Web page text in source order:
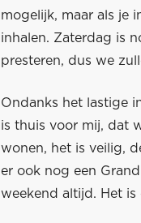
mogelijk, maar als je
inhalen. Zaterdag is
presteren, dus we
Ondanks het lastige
is thuis voor mij, dat
wonen, het is veilig,
er ook nog een
weekend altijd. Het is